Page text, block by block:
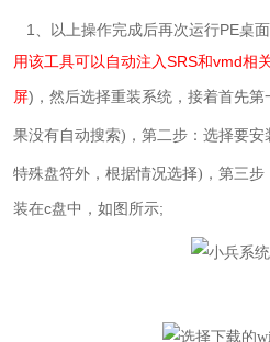
1、以上操作完成后再次运行PE桌
用该工具可以自动注入SRS和vmd相
屏)，然后选择重装系统，接着首先第
果没有自动搜索)，第二步：选择要
特殊盘符外，根据情况选择) ，第三
装在c盘中，如图所示;